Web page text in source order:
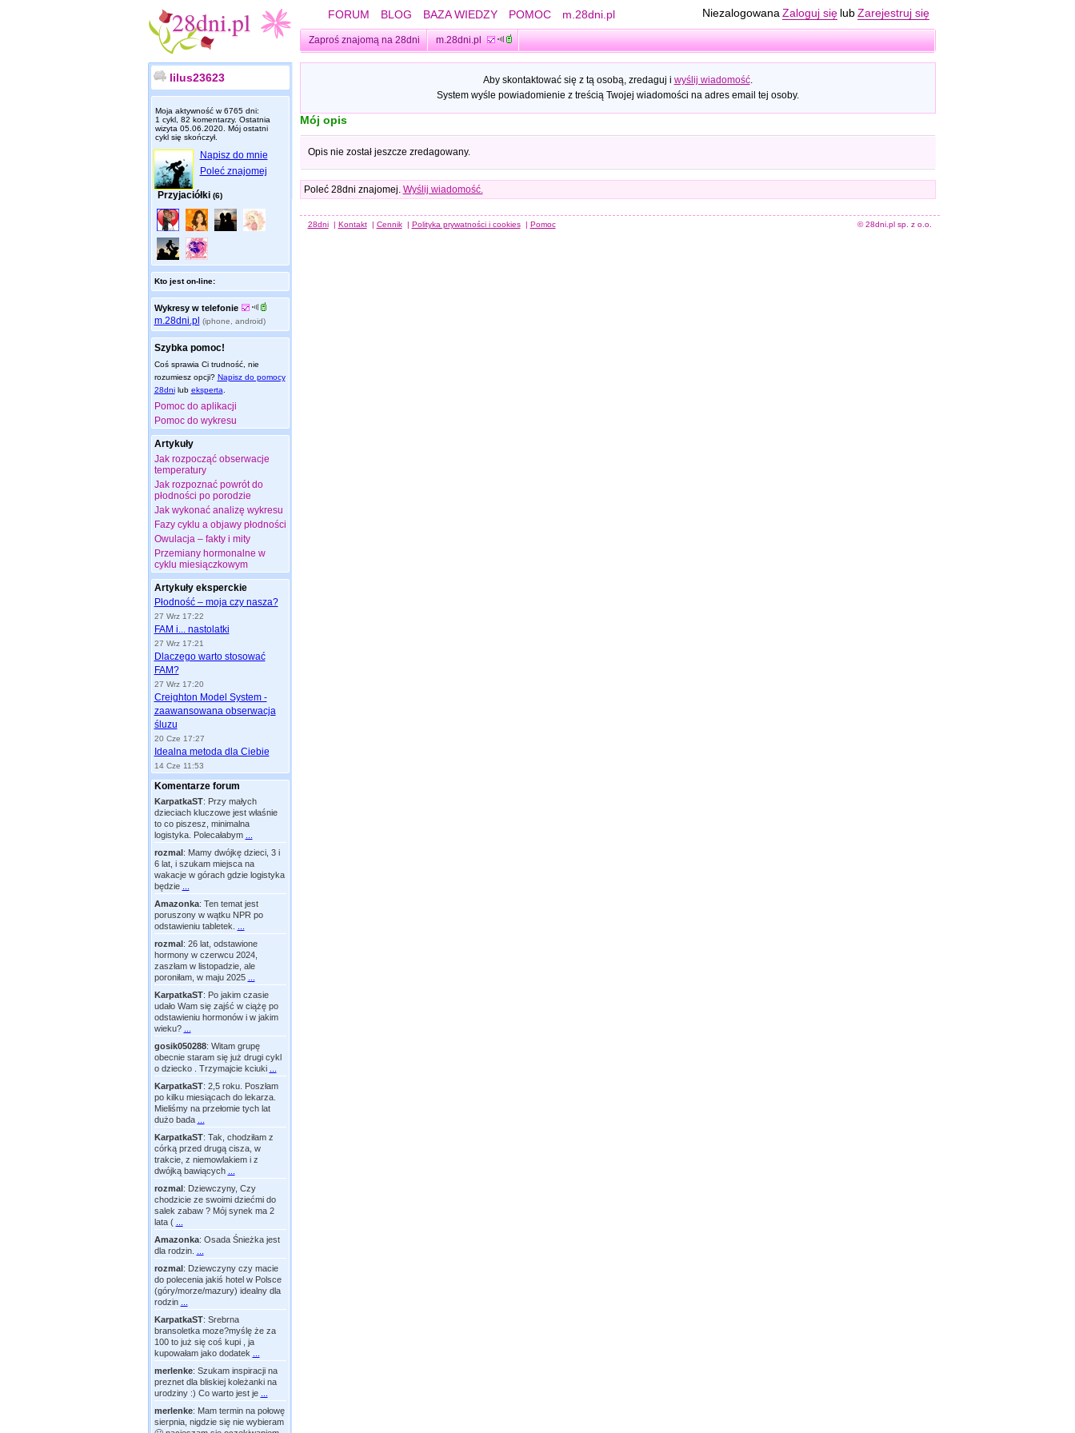
FORUM BLOG BAZA WIEDZY POMOC m.28dni.pl Niezalogowana Zaloguj się lub Zarejestruj się
Zaproś znajomą na 28dni m.28dni.pl
lilus23623
Moja aktywność w 6765 dni:
1 cykl, 82 komentarzy. Ostatnia
wizyta 05.06.2020. Mój ostatni
cykl się skończył.
Napisz do mnie
Poleć znajomej
Przyjaciółki (6)
Kto jest on-line:
Wykresy w telefonie
m.28dni.pl (iphone, android)
Szybka pomoc!
Coś sprawia Ci trudność, nie
rozumiesz opcji? Napisz do pomocy
28dnilub eksperta
Pomoc do aplikacji
Pomoc do wykresu
Artykuły
Jak rozpocząć obserwacje
temperatury
Jak rozpoznać powrót do
płodności po porodzie
Jak wykonać analizę wykresu
Fazy cyklu a objawy płodności
Owulacja – fakty i mity
Przemiany hormonalne w
cyklu miesiączkowym
Artykuły eksperckie
Płodność – moja czy nasza?
27 Wrz 17:22
FAM i... nastolatki
27 Wrz 17:21
Dlaczego warto stosować
FAM?
27 Wrz 17:20
Creighton Model System -
zaawansowana obserwacja
śluzu
20 Cze 17:27
Idealna metoda dla Ciebie
14 Cze 11:53
Komentarze forum
KarpatkaST: Przy małych
dzieciach kluczowe jest właśnie
to co piszesz, minimalna
logistyka. Polecałabym
rozmal: Mamy dwójkę dzieci, 3 i
6 lat, i szukam miejsca na
wakacje w górach gdzie logistyka
będzie
Amazonka: Ten temat jest
poruszony w wątku NPR po
odstawieniu tabletek.
rozmal: 26 lat, odstawione
hormony w czerwcu 2024,
zaszłam w listopadzie, ale
poroniłam, w maju 2025
KarpatkaST: Po jakim czasie
udało Wam się zajść w ciążę po
odstawieniu hormonów i w jakim
wieku?
gosik050288: Witam grupę
obecnie staram się już drugi cykl
o dziecko . Trzymajcie kciuki
KarpatkaST: 2,5 roku. Poszłam
po kilku miesiącach do lekarza.
Mieliśmy na przełomie tych lat
dużo bada
KarpatkaST: Tak, chodziłam z
córką przed drugą cisza, w
trakcie, z niemowlakiem i z
dwójką bawiących
rozmal: Dziewczyny, Czy
chodzicie ze swoimi dziećmi do
salek zabaw ? Mój synek ma 2
lata (
Amazonka: Osada Śnieżka jest
dla rodzin.
rozmal: Dziewczyny czy macie
do polecenia jakiś hotel w Polsce
(góry/morze/mazury) idealny dla
rodzin
KarpatkaST: Srebrna
bransoletka moze?myślę że za
100 to już się coś kupi , ja
kupowałam jako dodatek
merlenke: Szukam inspiracji na
preznet dla bliskiej koleżanki na
urodziny :) Co warto jest je
merlenke: Mam termin na połowę
sierpnia, nigdzie się nie wybieram
Aby skontaktować się z tą osobą, zredaguj i wyślij wiadomość.
System wyśle powiadomienie z treścią Twojej wiadomości na adres email tej osoby.
Mój opis
Opis nie został jeszcze zredagowany.
Poleć 28dni znajomej. Wyślij wiadomość.
28dni | Kontakt | Cennik | Polityka prywatności i cookies | Pomoc © 28dni.pl sp. z o.o.